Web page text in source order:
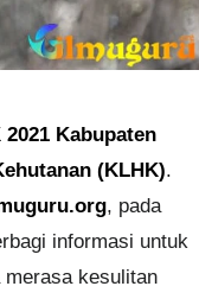
Kabupaten
(KLHK).
, pada
informasi untuk
merasa kesulitan